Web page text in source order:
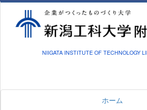
NIIGATA INSTITUTE OF TECHNOLOGY
ホーム